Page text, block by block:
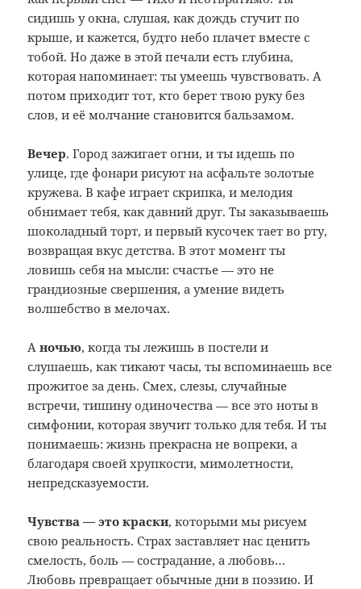
сидишь у окна, слушая, как дождь стучит по
крыше, и кажется, будто небо плачет вместе с
тобой. Но даже в этой печали есть глубина,
которая напоминает: ты умеешь чувствовать. А
потом приходит тот, кто берет твою руку без
слов, и её молчание становится бальзамом.
Вечер. Город зажигает огни, и ты идешь по
улице, где фонари рисуют на асфальте золотые
кружева. В кафе играет скрипка, и мелодия
обнимает тебя, как давний друг. Ты заказываешь
шоколадный торт, и первый кусочек тает во рту,
возвращая вкус детства. В этот момент ты
ловишь себя на мысли: счастье — это не
грандиозные свершения, а умение видеть
волшебство в мелочах.
Аночью, когда ты лежишь в постели и
слушаешь, как тикают часы, ты вспоминаешь все
прожитое за день. Смех, слезы, случайные
встречи, тишину одиночества — все это ноты в
симфонии, которая звучит только для тебя. И ты
понимаешь: жизнь прекрасна не вопреки, а
благодаря своей хрупкости, мимолетности,
непредсказуемости.
Чувства — это краски, которыми мы рисуем
свою реальность. Страх заставляет нас ценить
смелость, боль — сострадание, а любовь…
Любовь превращает обычные дни в поэзию. И